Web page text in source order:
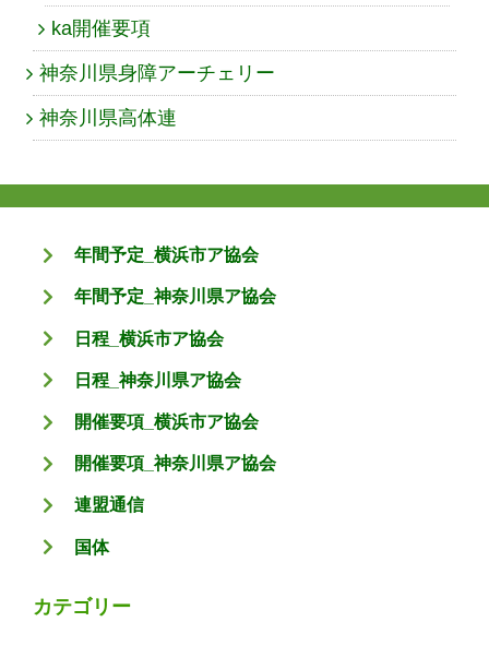
ka開催要項
神奈川県身障アーチェリー
神奈川県高体連
年間予定_横浜市ア協会
年間予定_神奈川県ア協会
日程_横浜市ア協会
日程_神奈川県ア協会
開催要項_横浜市ア協会
開催要項_神奈川県ア協会
連盟通信
国体
カテゴリー